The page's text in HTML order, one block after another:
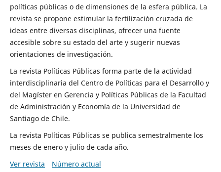
políticas públicas o de dimensiones de la esfera pública. La
revista se propone estimular la fertilización cruzada de
ideas entre diversas disciplinas, ofrecer una fuente
accesible sobre su estado del arte y sugerir nuevas
orientaciones de investigación.
La revista Políticas Públicas forma parte de la actividad
interdisciplinaria del Centro de Políticas para el Desarrollo y
del Magíster en Gerencia y Políticas Públicas de la Facultad
de Administración y Economía de la Universidad de
Santiago de Chile.
La revista Políticas Públicas se publica semestralmente los
meses de enero y julio de cada año.
Ver revista
Número actual